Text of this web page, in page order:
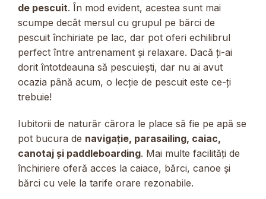
de pescuit. În mod evident, acestea sunt mai
scumpe decât mersul cu grupul pe bărci de
pescuit închiriate pe lac, dar pot oferi echilibrul
perfect între antrenament și relaxare. Dacă ți-ai
dorit întotdeauna să pescuiești, dar nu ai avut
ocazia până acum, o lecție de pescuit este ce-ți
trebuie!
Iubitorii de naturăr cărora le place să fie pe apă se
pot bucura de navigație, parasailing, caiac,
canotaj și paddleboarding. Mai multe facilități de
închiriere oferă acces la caiace, bărci, canoe și
bărci cu vele la tarife orare rezonabile.